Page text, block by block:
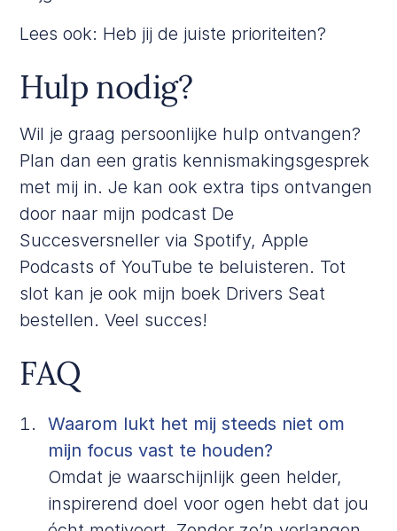
Lees ook: Heb jij de juiste prioriteiten?
Hulp nodig?
Wil je graag persoonlijke hulp ontvangen?
Plan dan eengratis kennismakingsgesprek
met mij in. Je kan ook extra tips ontvangen
door naar mijn podcast De
Succesversneller via Spotify, Apple
Podcasts ofYouTube te beluisteren. Tot
slot kan je ook mijn boek Drivers Seat
bestellen. Veel succes!
FAQ
Waarom lukt het mij steeds niet om
mijn focus vast te houden?
Omdat je waarschijnlijk geen helder,
inspirerend doel voor ogen hebt dat jou